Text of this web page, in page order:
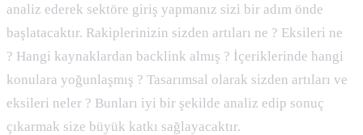
analiz ederek sektöre giriş yapmanız sizi bir adım önde
başlatacaktır. Rakiplerinizin sizden artıları ne ? Eksileri ne
? Hangi kaynaklardan backlink almış ? İçeriklerinde hangi
konulara yoğunlaşmış ? Tasarımsal olarak sizden artıları ve
eksileri neler ? Bunları iyi bir şekilde analiz edip sonuç
çıkarmak size büyük katkı sağlayacaktır.